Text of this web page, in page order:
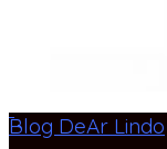
Blog DeAr Lindo